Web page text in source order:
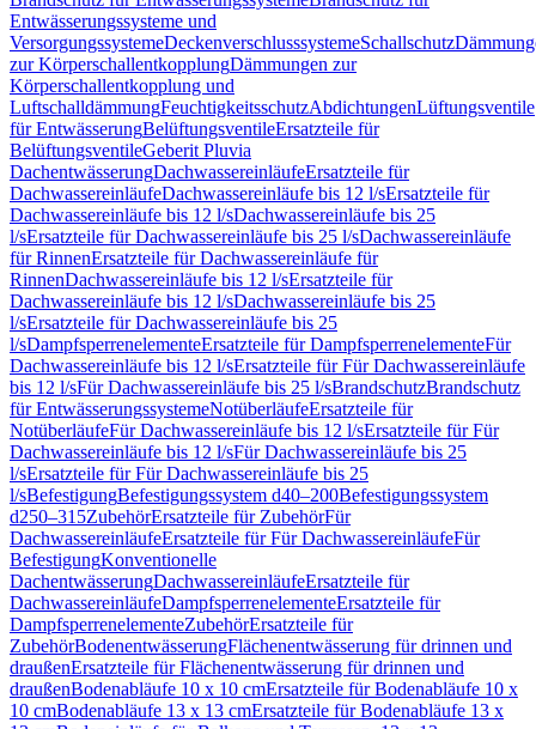
Entwässerungssysteme und
VersorgungssystemeDeckenverschlusssystemeSchallschutz
zur KörperschallentkopplungDämmungen zur
Körperschallentkopplung und
LuftschalldämmungFeuchtigkeitsschutzAbdichtungenLüftungsventile
für EntwässerungBelüftungsventileErsatzteile für
BelüftungsventileGeberit Pluvia
DachentwässerungDachwassereinläufeErsatzteile für
DachwassereinläufeDachwassereinläufe bis 12 l/sErsatzteile für
Dachwassereinläufe bis 12 l/sDachwassereinläufe bis 25
l/sErsatzteile für Dachwassereinläufe bis 25 l/sDachwassereinläufe
für RinnenErsatzteile für Dachwassereinläufe für
RinnenDachwassereinläufe bis 12 l/sErsatzteile für
Dachwassereinläufe bis 12 l/sDachwassereinläufe bis 25
l/sErsatzteile für Dachwassereinläufe bis 25
l/sDampfsperrenelementeErsatzteile für DampfsperrenelementeFür
Dachwassereinläufe bis 12 l/sErsatzteile für Für Dachwassereinläufe
bis 12 l/sFür Dachwassereinläufe bis 25 l/sBrandschutzBrandschutz
für EntwässerungssystemeNotüberläufeErsatzteile für
NotüberläufeFür Dachwassereinläufe bis 12 l/sErsatzteile für Für
Dachwassereinläufe bis 12 l/sFür Dachwassereinläufe bis 25
l/sErsatzteile für Für Dachwassereinläufe bis 25
l/sBefestigungBefestigungssystem d40–200Befestigungssystem
d250–315ZubehörErsatzteile für ZubehörFür
DachwassereinläufeErsatzteile für Für DachwassereinläufeFür
BefestigungKonventionelle
DachentwässerungDachwassereinläufeErsatzteile für
DachwassereinläufeDampfsperrenelementeErsatzteile für
DampfsperrenelementeZubehörErsatzteile für
ZubehörBodenentwässerungFlächenentwässerung für drinnen und
draußenErsatzteile für Flächenentwässerung für drinnen und
draußenBodenabläufe 10 x 10 cmErsatzteile für Bodenabläufe 10 x
10 cmBodenabläufe 13 x 13 cmErsatzteile für Bodenabläufe 13 x